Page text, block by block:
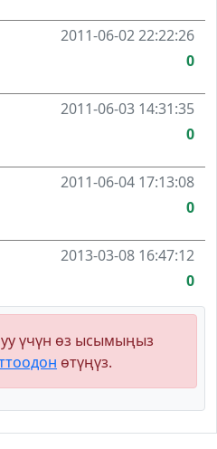
2011-06-02 22:22:26
0
2011-06-03 14:31:35
0
2011-06-04 17:13:08
0
2013-03-08 16:47:12
0
үчүн өз ысымыңыз
өтүңүз.